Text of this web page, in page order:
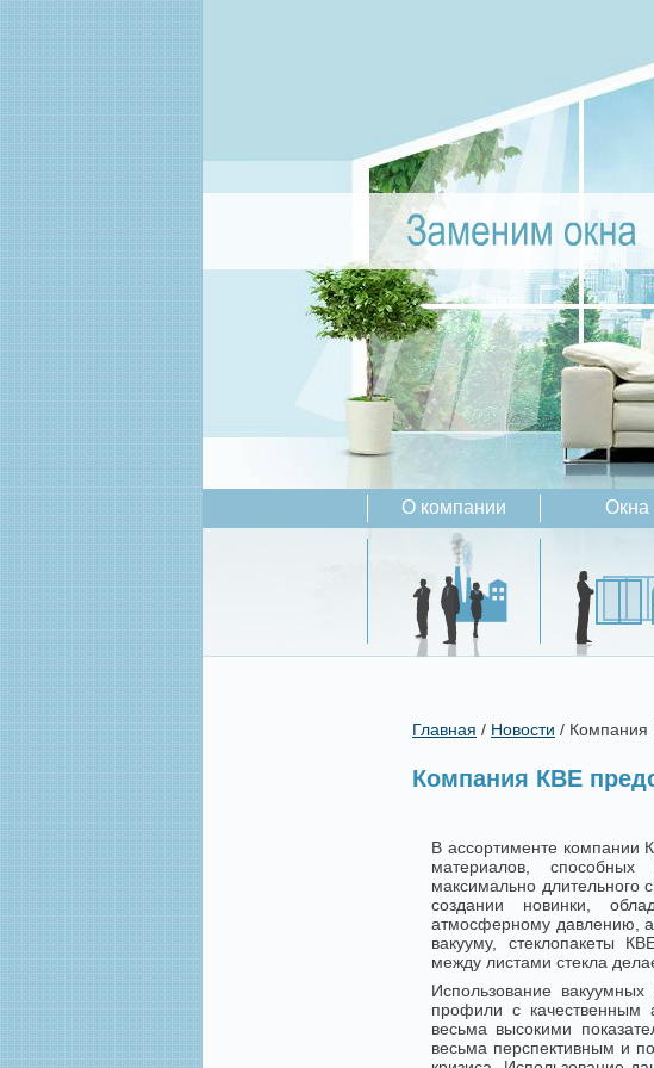
О компании Окна
Главная / Новости / Компания
Компания КВЕ
В ассортименте компании
материалов, способных
максимально длительного
создании новинки,
атмосферному давлению, а
вакууму, стеклопакеты
между листами стекла
Использование вакуумных
профили с качественным
весьма высокими
весьма перспективным и